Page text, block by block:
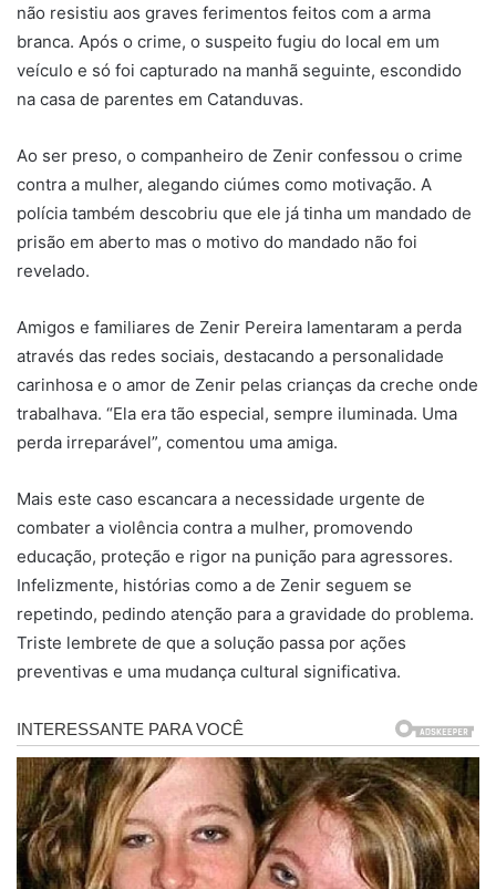
não resistiu aos graves ferimentos feitos com a arma
branca. Após o crime, o suspeito fugiu do local em um
veículo e só foi capturado na manhã seguinte, escondido
na casa de parentes em Catanduvas.
Ao ser preso, o companheiro de Zenir confessou o crime
contra a mulher, alegando ciúmes como motivação. A
polícia também descobriu que ele já tinha um mandado de
prisão em aberto mas o motivo do mandado não foi
revelado.
Amigos e familiares de Zenir Pereira lamentaram a perda
através das redes sociais, destacando a personalidade
carinhosa e o amor de Zenir pelas crianças da creche onde
trabalhava. “Ela era tão especial, sempre iluminada. Uma
perda irreparável”, comentou uma amiga.
Mais este caso escancara a necessidade urgente de
combater a violência contra a mulher, promovendo
educação, proteção e rigor na punição para agressores.
Infelizmente, histórias como a de Zenir seguem se
repetindo, pedindo atenção para a gravidade do problema.
Triste lembrete de que a solução passa por ações
preventivas e uma mudança cultural significativa.